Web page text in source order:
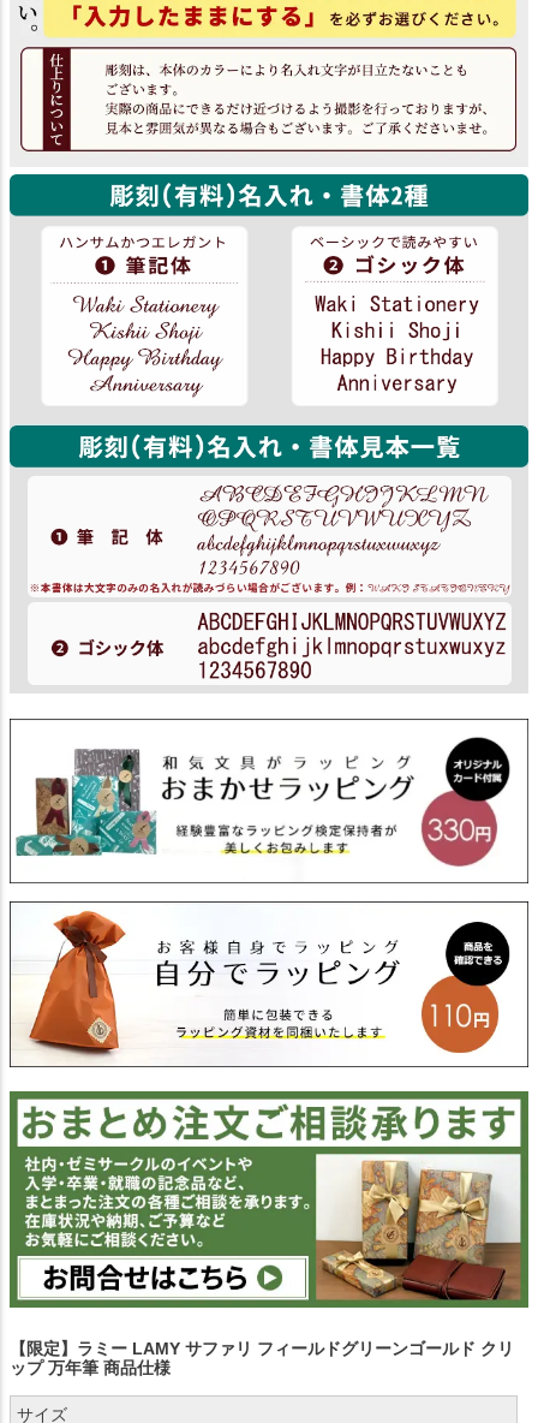
【限定】ラミー LAMY サファリ フィールドグリーンゴールド クリ
ップ 万年筆 商品仕様
サイズ